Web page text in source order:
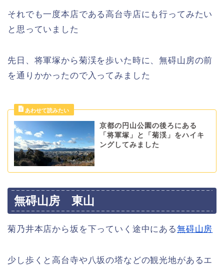
それでも一度本店である高台寺店にも行ってみたい
と思っていました
先日、将軍塚から菊渓を歩いた時に、無碍山房の前
を通りかかったので入ってみました
京都の円山公園の後ろにある
「将軍塚」と「菊渓」をハイキ
ングしてみました
無碍山房 東山
菊乃井本店から坂を下っていく途中にある無碍山房
少し歩くと高台寺や八坂の塔などの観光地があるエ